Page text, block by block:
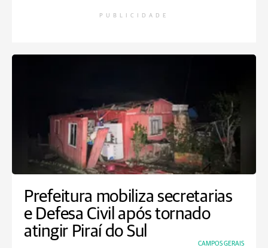
PUBLICIDADE
Prefeitura mobiliza secretarias
e Defesa Civil após tornado
atingir Piraí do Sul
CAMPOS GERAIS